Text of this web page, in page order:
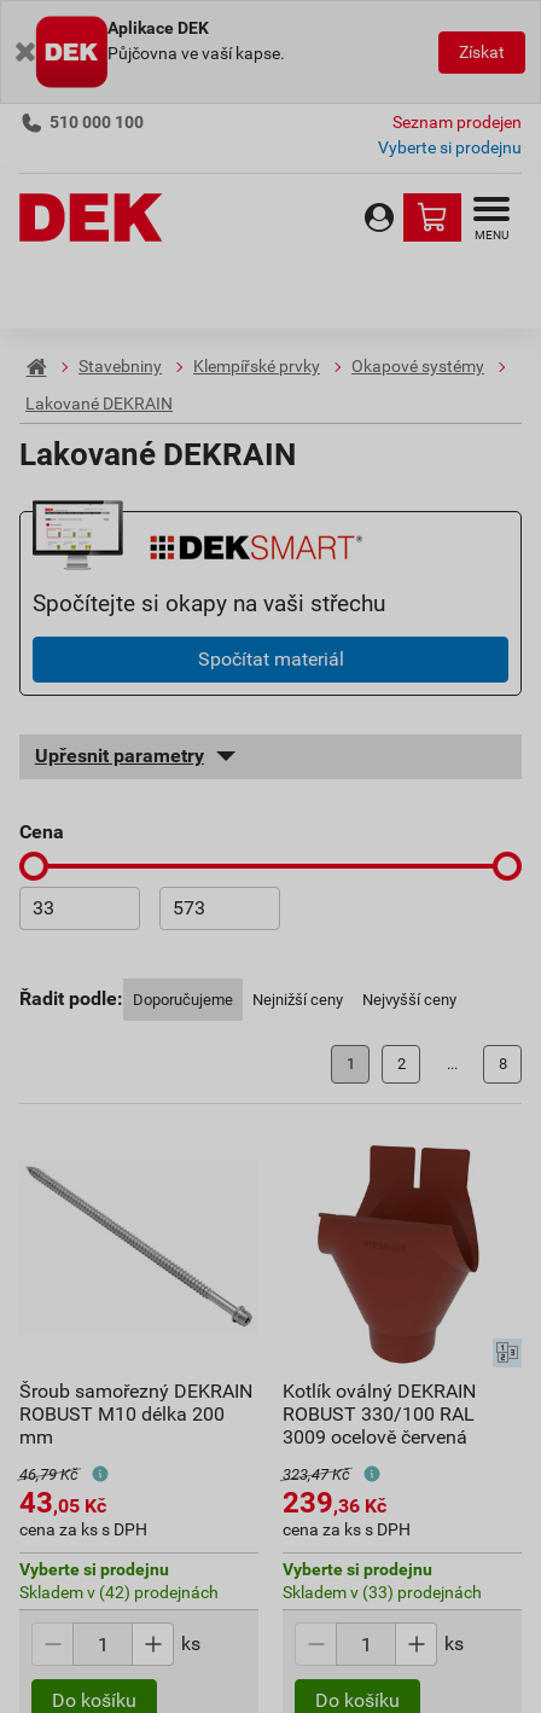
Aplikace DEK
Půjčovna ve vaší kapse.
Získat
510 000 100
Seznam prodejen
Vyberte si prodejnu
MENU
Stavebniny Klempířské prvky
Okapové systémy
Lakované DEKRAIN
Lakované DEKRAIN
Spočítejte si okapy na vaši střechu
Spočítat materiál
Upřesnit parametry
cena
Řadit podle: Doporučujeme Nejnižší ceny Nejvyšší ceny
1 2 ... 8
Šroub samořezný DEKRAIN
ROBUST M10 délka 200
mm
46,79 Kč
43,05 Kč
cena za ks s DPH
Vyberte si prodejnu
Skladem v (42) prodejnách
ks
Do košíku
Kotlík oválný DEKRAIN
ROBUST 330/100 RAL
3009 ocelově červená
323,47 Kč
239,36 Kč
cena za ks s DPH
Vyberte si prodejnu
Skladem v (33) prodejnách
ks
Do košíku